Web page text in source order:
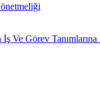
Ve Görev